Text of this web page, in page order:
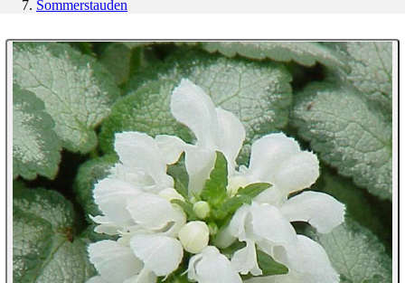
Sommerstauden